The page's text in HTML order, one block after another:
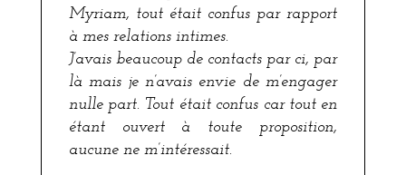
Myriam, tout était confus par rapport
à mes relations intimes.
J’avais beaucoup de contacts par ci, par
là mais je n’avais envie de m’engager
nulle part. Tout était confus car tout en
étant ouvert à toute proposition,
aucune ne m’intéressait.